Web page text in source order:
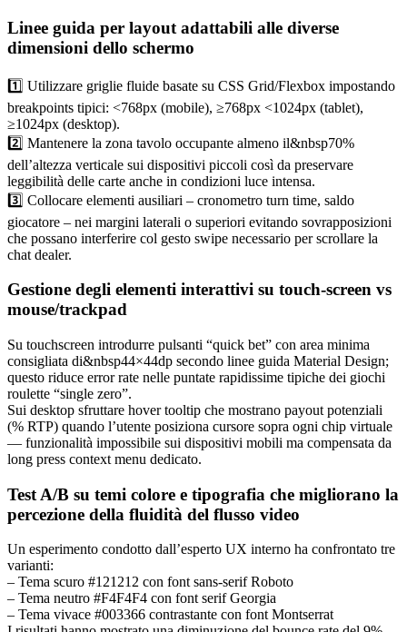
Linee guida per layout adattabili alle diverse
dimensioni dello schermo
1️⃣ Utilizzare griglie fluide basate su CSS Grid/Flexbox impostando
breakpoints tipici: <768px (mobile), ≥768px <1024px (tablet),
≥1024px (desktop).
2️⃣ Mantenere la zona tavolo occupante almeno il&nbsp70%
dell’altezza verticale sui dispositivi piccoli così da preservare
leggibilità delle carte anche in condizioni luce intensa.
3️⃣ Collocare elementi ausiliari – cronometro turn time, saldo
giocatore – nei margini laterali o superiori evitando sovrapposizioni
che possano interferire col gesto swipe necessario per scrollare la
chat dealer.
Gestione degli elementi interattivi su touch‑screen vs
mouse/trackpad
Su touchscreen introdurre pulsanti “quick bet” con area minima
consigliata di&nbsp44×44dp secondo linee guida Material Design;
questo riduce error rate nelle puntate rapidissime tipiche dei giochi
roulette “single zero”.
Sui desktop sfruttare hover tooltip che mostrano payout potenziali
(% RTP) quando l’utente posiziona cursore sopra ogni chip virtuale
— funzionalità impossibile sui dispositivi mobili ma compensata da
long press context menu dedicato.
Test A/B su temi colore e tipografia che migliorano la
percezione della fluidità del flusso video
Un esperimento condotto dall’esperto UX interno ha confrontato tre
varianti:
– Tema scuro #121212 con font sans-serif Roboto
– Tema neutro #F4F4F4 con font serif Georgia
– Tema vivace #003366 contrastante con font Montserrat